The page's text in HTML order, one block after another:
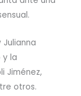
Julianna
y la
Jiménez,
otros.